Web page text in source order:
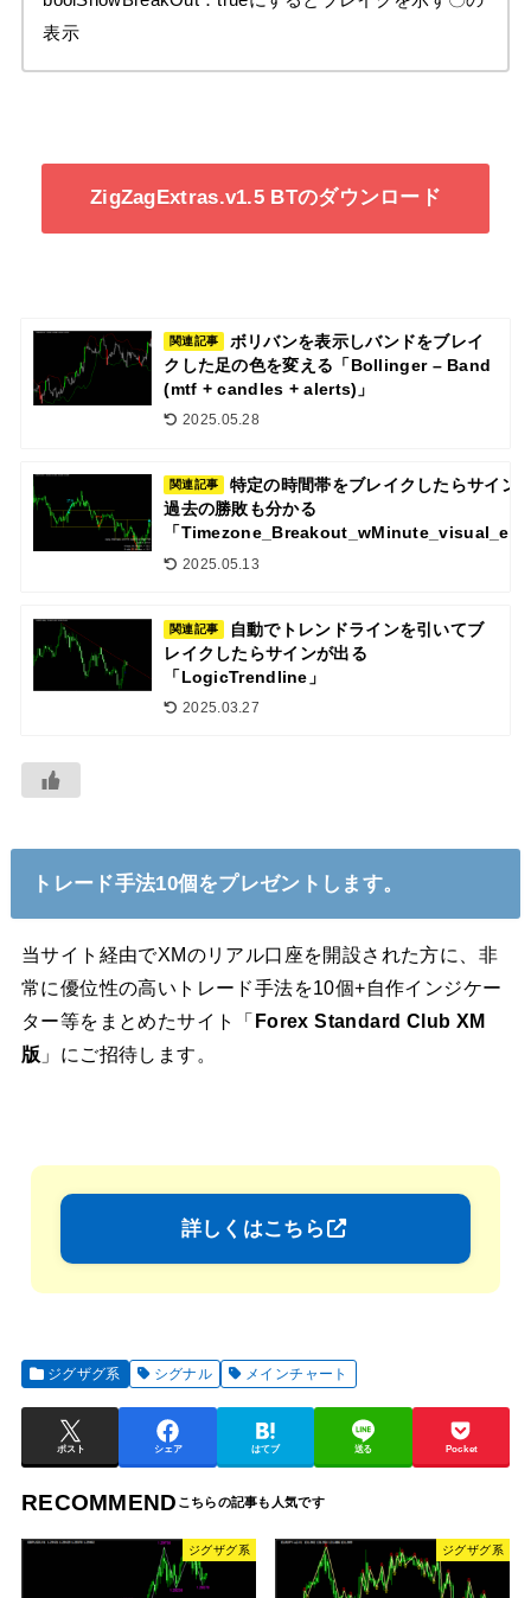
表示
ZigZagExtras.v1.5 BTのダウンロード
関連記事
ボリバンを表示しバンドをブレイ
クした足の色を変える「Bollinger – Band
(mtf + candles + alerts)」
2025.05.28
関連記事
特定の時間帯をブレイクしたらサイン
過去の勝敗も分かる
「
2025.05.13
関連記事
自動でトレンドラインを引いてブ
レイクしたらサインが出る
「LogicTrendline」
2025.03.27
トレード手法10個をプレゼントします。
当サイト経由でXMのリアル口座を開設された方に、非
常に優位性の高いトレード手法を10個+自作インジケー
ター等をまとめたサイト「 Forex Standard Club XM
版 」にご招待します。
詳しくはこちら
ジグザグ系 シグナル メインチャート
ポスト シェア はてブ 送る Pocket
RECOMMEND
ジグザグ系 ジグザグ系